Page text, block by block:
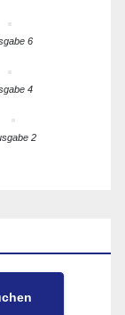
6
4
2